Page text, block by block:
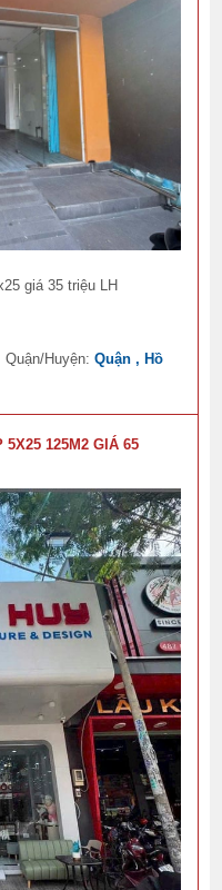
giá 35 triệu LH
Quận/Huyện:Quận , Hồ
5X25 125M2 GIÁ 65